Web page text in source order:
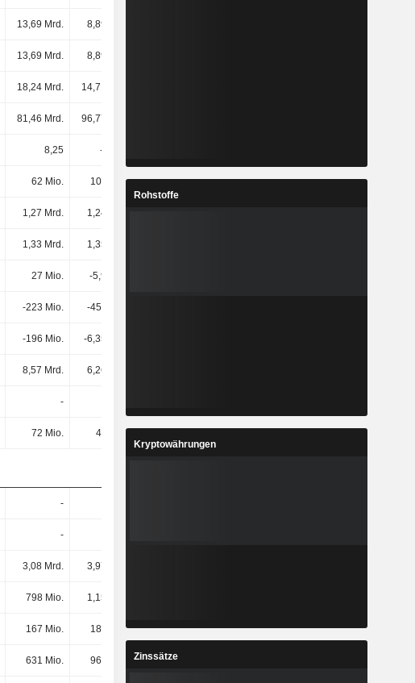
13,69 Mrd. 8,89 Mrd.
13,69 Mrd. 8,89 Mrd.
18,24 Mrd. 14,71 Mrd.
81,46 Mrd. 96,77 Mrd.
8,25 -50,15
62 Mio. 105 Mio. 45 Mio. 5 Mio.
1,27 Mrd. 1,24 Mrd.
1,33 Mrd. 1,35 Mrd.
27 Mio. -5,9 Mrd.
-223 Mio. -450 Mio.
-196 Mio. -6,35 Mrd.
8,57 Mrd. 6,26 Mrd.
-
72 Mio. 45 Mio.
-
-
3,08 Mrd. 3,97 Mrd.
798 Mio. 1,15 Mrd.
167 Mio. 188 Mio. 362 Mio. 337 Mio.
631 Mio. 965 Mio. 1,14 Mrd.
Rohstoffe
Kryptowährungen
Zinssätze